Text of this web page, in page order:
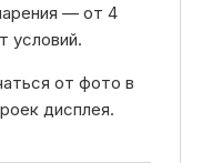
— от 4
условий.
от фото в
дисплея.